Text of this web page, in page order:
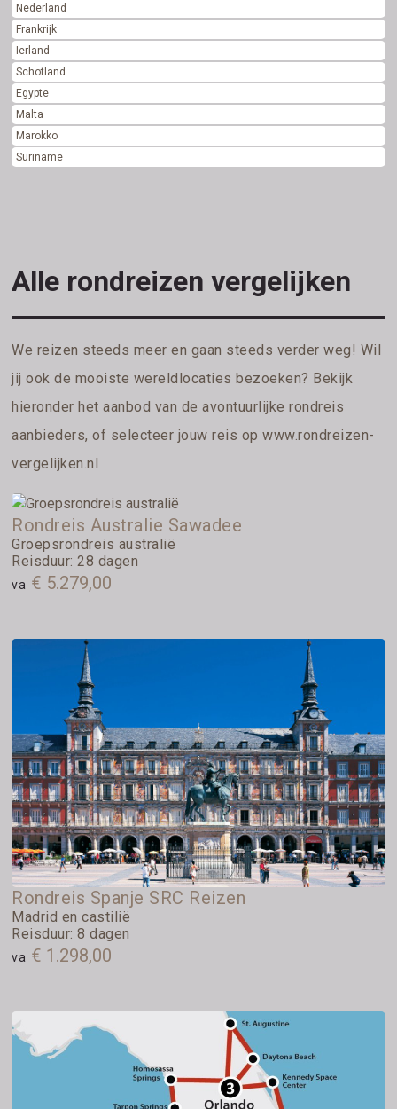
Nederland
Frankrijk
Ierland
Schotland
Egypte
Malta
Marokko
Suriname
Alle rondreizen vergelijken
We reizen steeds meer en gaan steeds verder weg! Wil
jij ook de mooiste wereldlocaties bezoeken? Bekijk
hieronder het aanbod van de avontuurlijke rondreis
aanbieders, of selecteer jouw reis opwww.rondreizen-
vergelijken.nl
Rondreis Australie Sawadee
Groepsrondreis australië
Reisduur: 28 dagen
va € 5.279,00
Rondreis Spanje SRC Reizen
Madrid en castilië
Reisduur: 8 dagen
va € 1.298,00